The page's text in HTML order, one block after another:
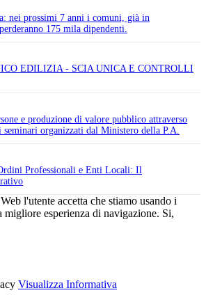
nei prossimi 7 anni i comuni, già in
175 mila dipendenti.
EDILIZIA - SCIA UNICA E CONTROLLI
e produzione di valore pubblico attraverso
organizzati dal Ministero della P.A.
Professionali e Enti Locali: Il
l'utente accetta che stiamo usando i
migliore esperienza di navigazione. Si,
Visualizza Informativa